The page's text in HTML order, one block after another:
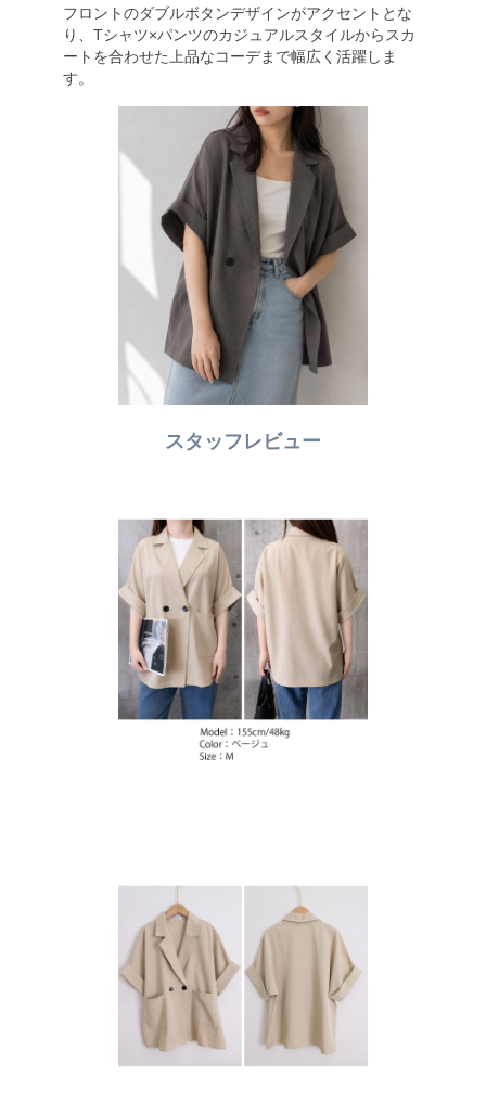
フロントのダブルボタンデザインがアクセントとな
り、Tシャツ×パンツのカジュアルスタイルからスカ
ートを合わせた上品なコーデまで幅広く活躍しま
す。
スタッフレビュー